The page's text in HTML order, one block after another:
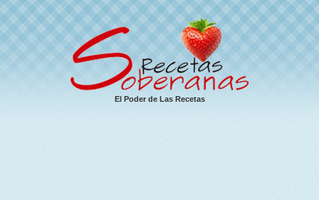
El Poder de Las Recetas